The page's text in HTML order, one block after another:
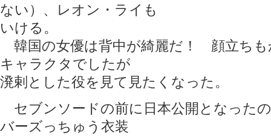
ない）、レオン・ライも
いける。
韓国の女優は背中が綺麗だ！ 顔立ちも
キャラクタでしたが
溌剌とした役を見て見たくなった。
セブンソードの前に日本公開となった
バーズっちゅう衣装